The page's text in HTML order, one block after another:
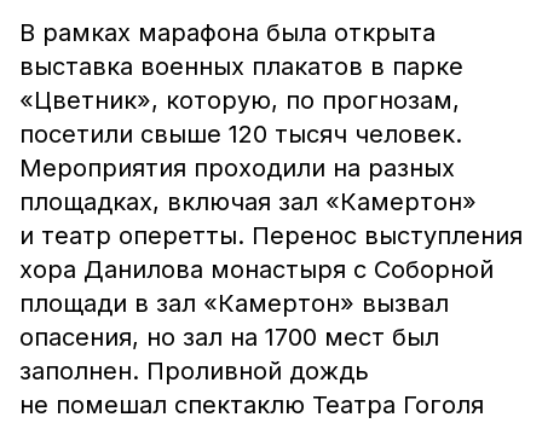
В рамках марафона была открыта
выставка военных плакатов в парке
«Цветник», которую, по прогнозам,
посетили свыше 120 тысяч человек.
Мероприятия проходили на разных
площадках, включая зал «Камертон»
и театр оперетты. Перенос выступления
хора Данилова монастыря с Соборной
площади в зал «Камертон» вызвал
опасения, но зал на 1700 мест был
заполнен. Проливной дождь
не помешал спектаклю Театра Гоголя